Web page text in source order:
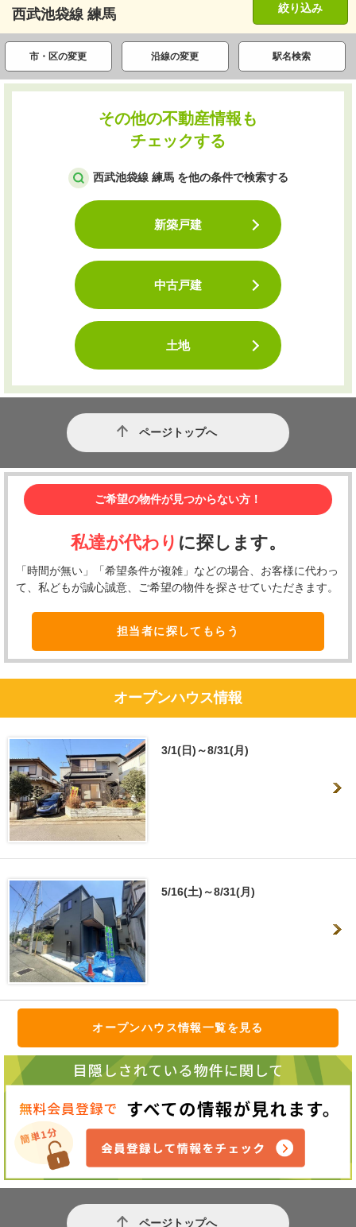
西武池袋線 練馬 絞り込み
市・区の変更 沿線の変更 駅名検索
その他の不動産情報も
チェックする
西武池袋線 練馬 を他の条件で検索する
新築戸建
中古戸建
土地
ページトップへ
ご希望の物件が見つからない方！
私達が代わり に探します。
「時間が無い」「希望条件が複雑」などの場合、お客様に代わっ
て、私どもが誠心誠意、ご希望の物件を探させていただきます。
担当者に探してもらう
オープンハウス情報
3/1(日)～8/31(月)
5/16(土)～8/31(月)
オープンハウス情報一覧を見る
ページトップへ